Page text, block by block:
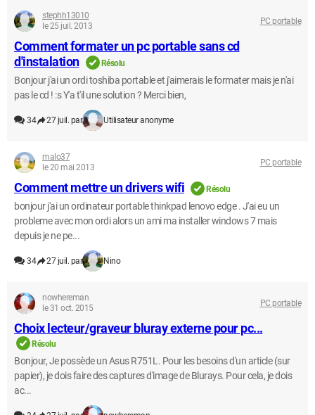
stephh13010
le 25 juil. 2013
PC portable
Comment formater un pc portable sans cd
d'instalation
Résolu
Bonjour j'ai un ordi toshiba portable et j'aimerais le formater mais je n'ai
pas le cd ! :s Y'a t'il une solution ? Merci bien,
34 27 juil. par Utilisateur anonyme
malo37
le 20 mai 2013
PC portable
Comment mettre un drivers wifi Résolu
bonjour j'ai un ordinateur portable thinkpad lenovo edge . J'ai eu un
probleme avec mon ordi alors un ami ma installer windows 7 mais
depuis je ne pe...
34 27 juil. par Nino
nowhereman
le 31 oct. 2015
PC portable
Choix lecteur/graveur bluray externe pour pc...
Résolu
Bonjour, Je possède un Asus R751L. Pour les besoins d'un article (sur
papier), je dois faire des captures d'image de Blurays. Pour cela, je dois
ac...